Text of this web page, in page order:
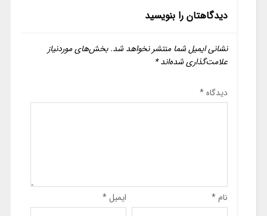
دیدگاهتان را بنویسید
نشانی ایمیل شما منتشر نخواهد شد. بخش‌های موردنیاز
علامت‌گذاری شده‌اند*
دیدگاه*
نام* ایمیل*